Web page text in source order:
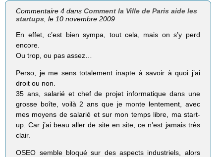
Commentaire 4 dansComment la Ville de Paris aide les
startups , le 10 novembre 2009
En effet, c’est bien sympa, tout cela, mais on s’y perd
encore.
Ou trop, ou pas assez…
Perso, je me sens totalement inapte à savoir à quoi j’ai
droit ou non.
35 ans, salarié et chef de projet informatique dans une
grosse boîte, voilà 2 ans que je monte lentement, avec
mes moyens de salarié et sur mon temps libre, ma start-
up. Car j’ai beau aller de site en site, ce n’est jamais très
clair.
OSEO semble bloqué sur des aspects industriels, alors